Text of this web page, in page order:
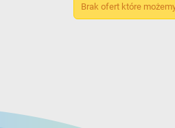
Brak ofert które